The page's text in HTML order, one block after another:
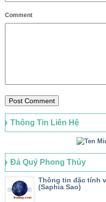
Comment
Thông Tin Liên Hệ
Đá Quý Phong Thủy
Thông tin đặc tính
(Saphia Sao)